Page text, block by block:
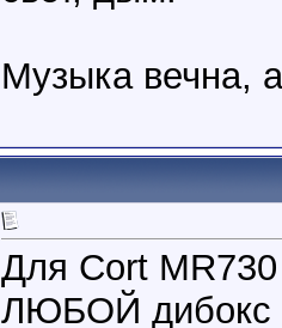
Музыка вечна,
Для Cort
ЛЮБОЙ дибокс